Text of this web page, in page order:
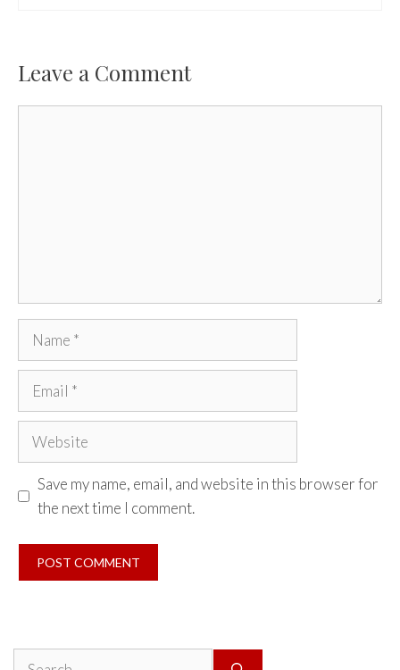
Leave a Comment
Name
Email
Website
Save my name, email, and website in this browser for
the next time I comment.
Search